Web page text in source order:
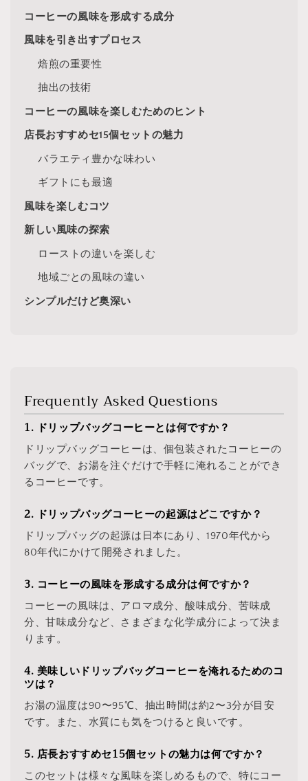
コーヒーの風味を形成する成分
風味を引き出すプロセス
焙煎の重要性
抽出の技術
コーヒーの風味を楽しむためのヒント
店長おすすめセ15個セットの魅力
バラエティ豊かな味わい
ギフトにも最適
風味を楽しむコツ
新しい風味の探索
ローストの違いを楽しむ
地域ごとの風味の違い
シンプルだけど奥深い
Frequently Asked Questions
1. ドリップバッグコーヒーとは何ですか？
ドリップバッグコーヒーは、個包装されたコーヒーの
バッグで、お湯を注ぐだけで手軽に淹れることができ
るコーヒーです。
2. ドリップバッグコーヒーの起源はどこですか？
ドリップバッグの起源は日本にあり、1970年代から
80年代にかけて開発されました。
3. コーヒーの風味を形成する成分は何ですか？
コーヒーの風味は、アロマ成分、酸味成分、苦味成
分、甘味成分など、さまざまな化学成分によって決ま
ります。
4. 美味しいドリップバッグコーヒーを淹れるためのコ
ツは？
お湯の温度は90〜95℃、抽出時間は約2〜3分が目安
です。また、水質にも気をつけると良いです。
5. 店長おすすめセ15個セットの魅力は何ですか？
このセットは様々な風味を楽しめるもので、特にコー